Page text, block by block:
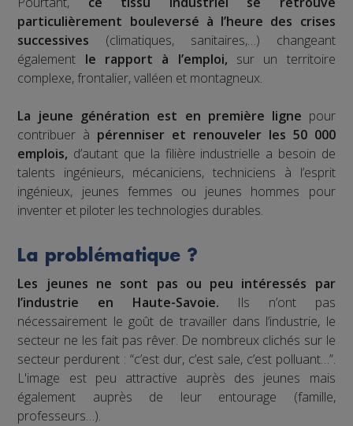
particulièrement bouleversé à l’heure des crises
successives (climatiques, sanitaires,…) changeant
également le rapport à l’emploi, sur un territoire
complexe, frontalier, valléen et montagneux.
La jeune génération est en première ligne pour
contribuer à pérenniser et renouveler les 50 000
emplois, d’autant que la filière industrielle a besoin de
talents ingénieurs, mécaniciens, techniciens à l’esprit
ingénieux, jeunes femmes ou jeunes hommes pour
inventer et piloter les technologies durables.
La problématique ?
Les jeunes ne sont pas ou peu intéressés par
l’industrie en Haute-Savoie. Ils n’ont pas
nécessairement le goût de travailler dans l’industrie, le
secteur ne les fait pas rêver. De nombreux clichés sur le
secteur perdurent : “c’est dur, c’est sale, c’est polluant…”.
L'image est peu attractive auprès des jeunes mais
également auprès de leur entourage (famille,
professeurs…).